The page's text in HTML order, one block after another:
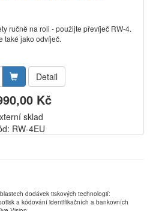
ručně na roli - použijte převíječ RW-4.
také jako odvíječ.
Detail
Kč
sklad
RW-4EU
dodávek tiskových technologií:
a kódování identifikačních a bankovních